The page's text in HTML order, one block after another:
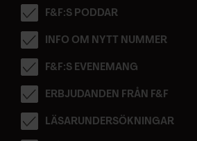
F&F:S PODDAR
INFO OM NYTT NUMMER
F&F:S EVENEMANG
ERBJUDANDEN FRÅN F&F
LÄSARUNDERSÖKNINGAR